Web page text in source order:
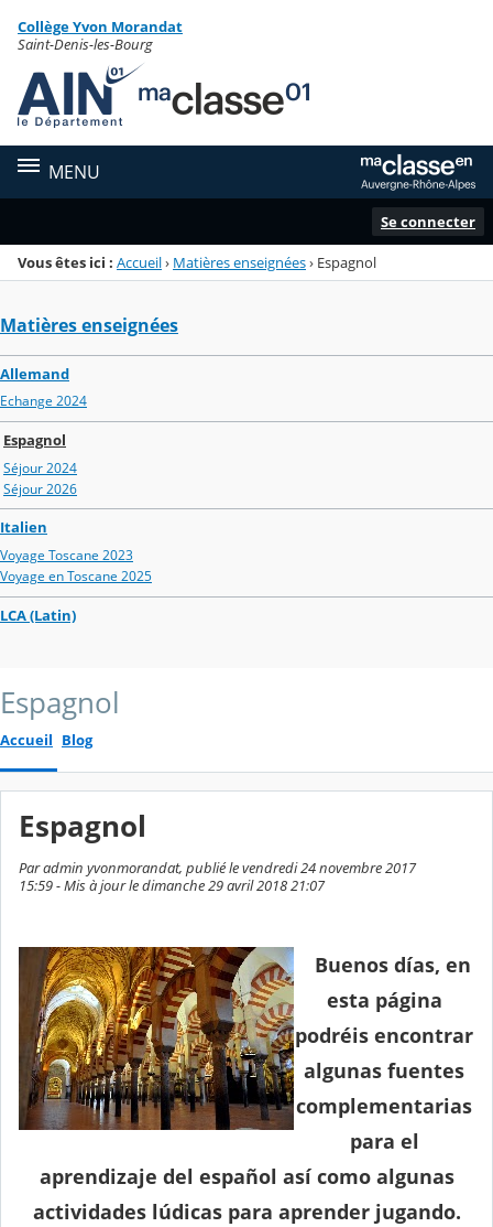
Menu de la rubrique
Contenu
Collège Yvon Morandat
Saint-Denis-les-Bourg
MENU
Se connecter
Vous êtes ici : Accueil› Matières enseignées› Espagnol
Matières enseignées
Allemand
Echange 2024
Espagnol
Séjour 2024
Séjour 2026
Italien
Voyage Toscane 2023
Voyage en Toscane 2025
LCA (Latin)
Espagnol
Accueil Blog
Espagnol
Par admin yvonmorandat, publié le vendredi 24 novembre 2017
15:59 - Mis à jour le dimanche 29 avril 2018 21:07
Buenos días, en
esta página
podréis encontrar
algunas fuentes
complementarias
para el
aprendizaje del español así como algunas
actividades lúdicas para aprender jugando.